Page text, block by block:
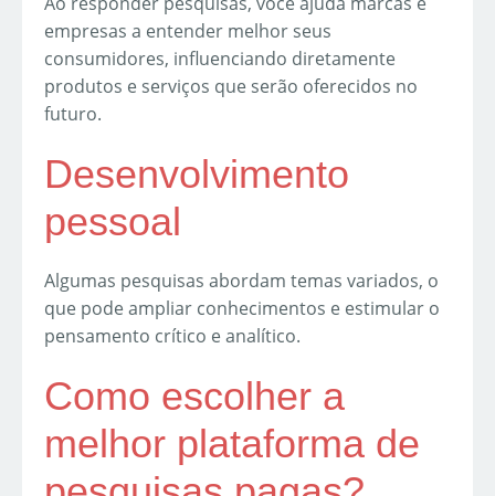
empresas a entender melhor seus
consumidores, influenciando diretamente
produtos e serviços que serão oferecidos no
futuro.
Desenvolvimento
pessoal
Algumas pesquisas abordam temas variados, o
que pode ampliar conhecimentos e estimular o
pensamento crítico e analítico.
Como escolher a
melhor plataforma de